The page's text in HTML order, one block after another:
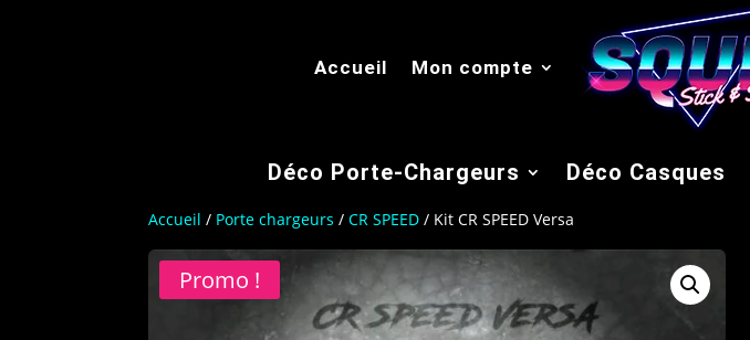
Accueil Mon compte
Déco Porte-Chargeurs Déco Casques
Accueil / Porte chargeurs /CR SPEED / Kit CR SPEED Versa
Promo !